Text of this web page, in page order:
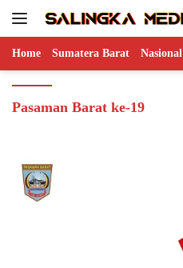
Home Sumatera Barat Nasional
Pasaman Barat ke-19